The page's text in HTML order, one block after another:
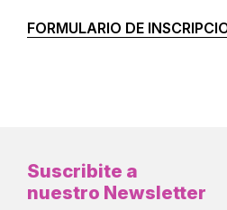
FORMULARIO DE
Suscribite a
nuestro Newsletter